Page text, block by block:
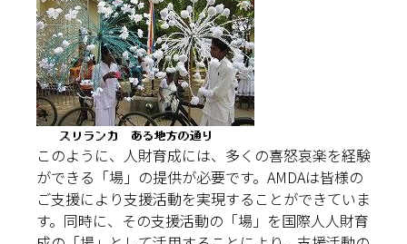
このように、人財育成には、多くの喜怒哀楽を経験
ができる「場」の提供が必要です。AMDAは皆様の
ご支援により支援活動を実現することができていま
す。同時に、その支援活動の「場」を国際人人財育